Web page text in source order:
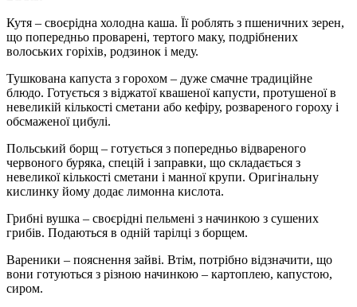
Кутя – своєрідна холодна каша. Її роблять з пшеничних зерен,
що попередньо проварені, тертого маку, подрібнених
волоських горіхів, родзинок і меду.
Тушкована капуста з горохом – дуже смачне традиційне
блюдо. Готується з віджатої квашеної капусти, протушеної в
невеликій кількості сметани або кефіру, розвареного гороху і
обсмаженої цибулі.
Польський борщ – готується з попередньо відвареного
червоного буряка, спецій і заправки, що складається з
невеликої кількості сметани і манної крупи. Оригінальну
кислинку йому додає лимонна кислота.
Грибні вушка – своєрідні пельмені з начинкою з сушених
грибів. Подаються в одній тарілці з борщем.
Вареники – пояснення зайві. Втім, потрібно відзначити, що
вони готуються з різною начинкою – картоплею, капустою,
сиром.